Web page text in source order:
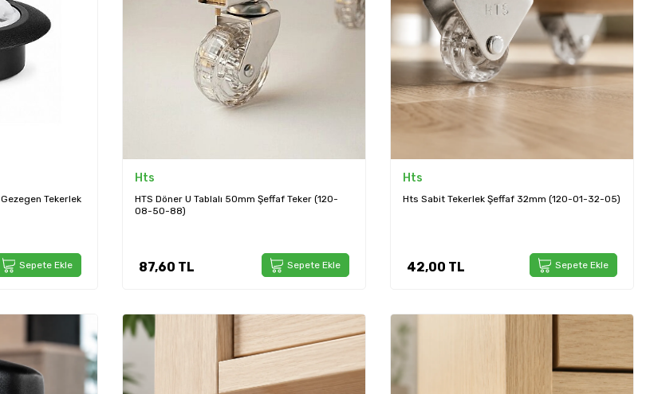
Tekerlek
Sepete Ekle
Hts
HTS Döner U Tablalı 50mm Şeffaf Teker (120-
08-50-88)
87,60 TL Sepete Ekle
Hts
Hts Sabit Tekerlek Şeffaf 32mm (120-01-32-05)
42,00 TL Sepete Ekle